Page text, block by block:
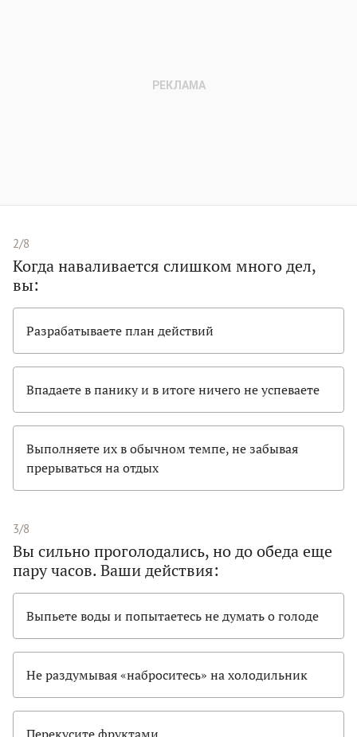
2/8
Когда наваливается слишком много дел,
вы:
Разрабатываете план действий
Впадаете в панику и в итоге ничего не успеваете
Выполняете их в обычном темпе, не забывая
прерываться на отдых
3/8
Вы сильно проголодались, но до обеда еще
пару часов. Ваши действия:
Выпьете воды и попытаетесь не думать о голоде
Не раздумывая «наброситесь» на холодильник